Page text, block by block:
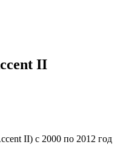
II
II) с 2000 по 2012 год